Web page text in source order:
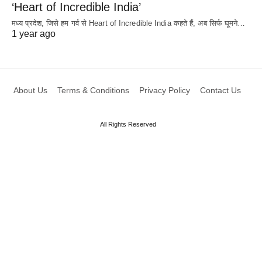
‘Heart of Incredible India’
मध्य प्रदेश, जिसे हम गर्व से Heart of Incredible India कहते हैं, अब सिर्फ घूमने…
1 year ago
About Us Terms & Conditions Privacy Policy Contact Us
All Rights Reserved